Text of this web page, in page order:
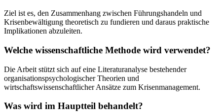
Ziel ist es, den Zusammenhang zwischen Führungshandeln und
Krisenbewältigung theoretisch zu fundieren und daraus praktische
Implikationen abzuleiten.
Welche wissenschaftliche Methode wird verwendet?
Die Arbeit stützt sich auf eine Literaturanalyse bestehender
organisationspsychologischer Theorien und
wirtschaftswissenschaftlicher Ansätze zum Krisenmanagement.
Was wird im Hauptteil behandelt?